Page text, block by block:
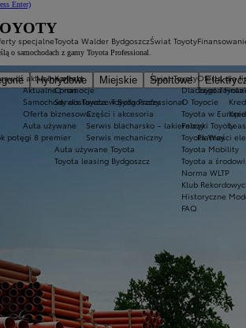
Enter)
Hybrydowe Miejskie Sportowe
specjalne
aktualne oferty
Aktualne promocje
Samochody dostawcze Toyota Professional
Oferta biznesowa
Auta używane
potęgi 8 premier
Toyota Walder Bydgoszcz
Kontakt
O nas
Serwis Toyota w Bydgoszczy
Części i akcesoria
Serwis blacharsko – lakierniczy
Serwis mechaniczny
Auta używane Toyota
Toyota leasing Bydgoszcz
Świat Toyoty
Świat Toyoty
Dlaczego
O Toyocie
Toyota w Europie
Fabryki Toyoty
Toyota Way
Toyota Mobility
Toyota a
Norma WLTP
Klub
Historyczne
FAQ
Oferta dla
Toyota
Płatności
o samochodach z gamy Toyota Professional.